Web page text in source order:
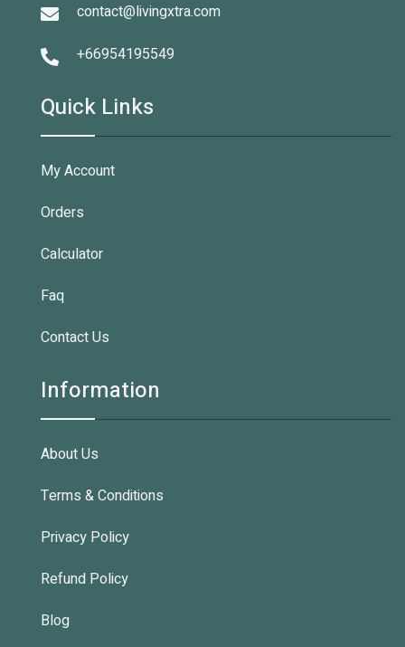
contact@livingxtra.com
+66954195549
Quick Links
My Account
Orders
Calculator
Faq
Contact Us
Information
About Us
Terms & Conditions
Privacy Policy
Refund Policy
Blog